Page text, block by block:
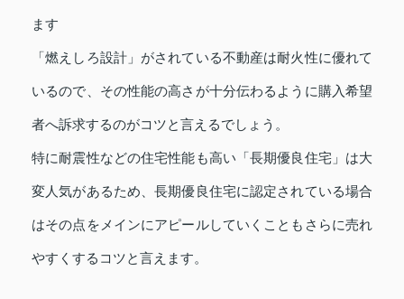
ます
「燃えしろ設計」がされている不動産は耐火性に優れて
いるので、その性能の高さが十分伝わるように購入希望
者へ訴求するのがコツと言えるでしょう。
特に耐震性などの住宅性能も高い「長期優良住宅」は大
変人気があるため、長期優良住宅に認定されている場合
はその点をメインにアピールしていくこともさらに売れ
やすくするコツと言えます。